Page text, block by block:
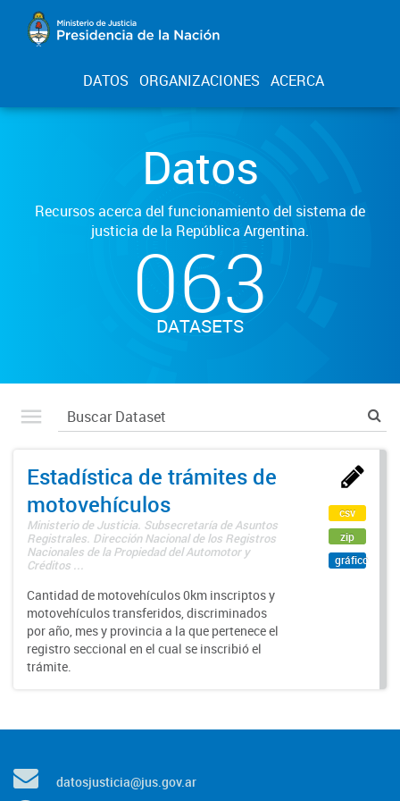
DATOS ORGANIZACIONES ACERCA
Datos
Recursos acerca del funcionamiento del sistema de
justicia de la República Argentina.
063
DATASETS
Estadística de trámites de
motovehículos
Ministerio de Justicia. Subsecretaría de Asuntos
Registrales. Dirección Nacional de los Registros
Nacionales de la Propiedad del Automotor y
Créditos ...
Cantidad de motovehículos 0km inscriptos y
motovehículos transferidos, discriminados
por año, mes y provincia a la que pertenece el
registro seccional en el cual se inscribió el
trámite.
csv
zip
gráfico
datosjusticia@jus.gov.ar